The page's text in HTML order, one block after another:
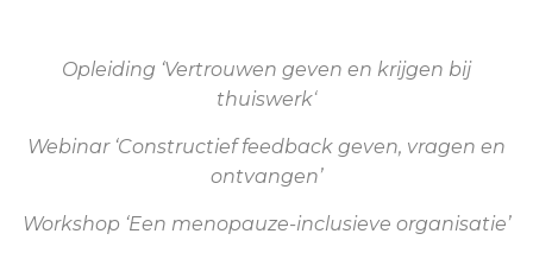
Opleiding ‘Vertrouwen geven en krijgen bij
thuiswerk‘
Webinar ‘Constructief feedback geven, vragen en
ontvangen’
Workshop ‘Een menopauze-inclusieve organisatie’